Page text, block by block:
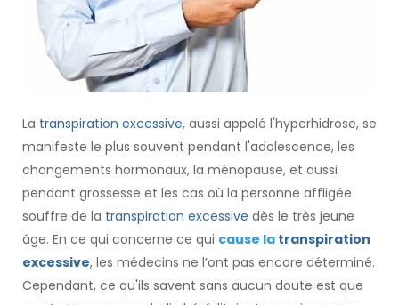
La transpiration excessive, aussi appelé l'hyperhidrose, se
manifeste le plus souvent pendant l'adolescence, les
changements hormonaux, la ménopause, et aussi
pendant grossesse et les cas où la personne affligée
souffre de la transpiration excessive dès le très jeune
âge. En ce qui concerne ce qui cause la transpiration
excessive, les médecins ne l’ont pas encore déterminé.
Cependant, ce qu'ils savent sans aucun doute est que